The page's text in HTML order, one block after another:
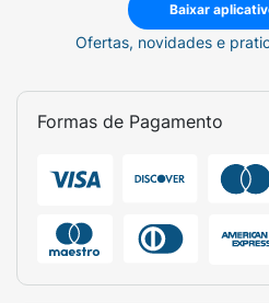
Baixar
Ofertas, novidades e
Formas de Pagamento